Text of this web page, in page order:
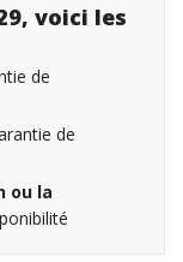
voici les
de
de
ou la